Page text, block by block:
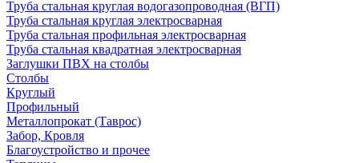
Труба стальная круглая водогазопроводная (ВГП)
Труба стальная круглая электросварная
Труба стальная профильная электросварная
Труба стальная квадратная электросварная
Заглушки ПВХ на столбы
Столбы
Круглый
Профильный
Металлопрокат (Таврос)
Забор, Кровля
Благоустройство и прочее